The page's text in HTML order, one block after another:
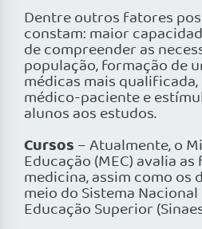
Dentre outros fatores
constam: maior
de compreender as
população, formação de
médicas mais
médico-paciente e
alunos aos estudos.
Cursos – Atualmente, o
Educação (MEC) avalia
medicina, assim como os
meio do Sistema
Educação Superior